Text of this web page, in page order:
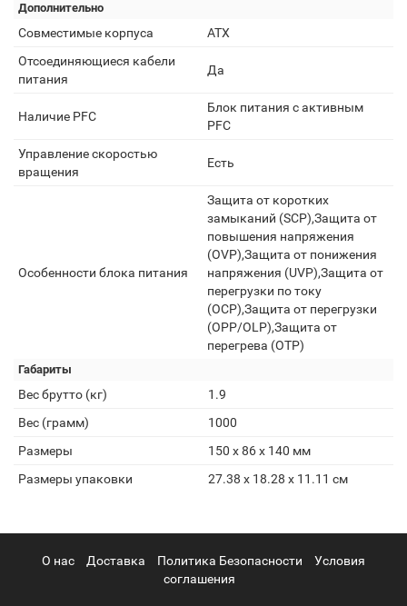
Дополнительно
Совместимые корпуса
ATX
Отсоединяющиеся кабели
питания
Да
Наличие PFC
Блок питания с активным
PFC
Управление скоростью
вращения
Есть
Особенности блока питания
Защита от коротких
замыканий (SCP),Защита от
повышения напряжения
(OVP),Защита от понижения
напряжения (UVP),Защита от
перегрузки по току
(OCP),Защита от перегрузки
(OPP/OLP),Защита от
перегрева (OTP)
Габариты
Вес брутто (кг)
1.9
Вес (грамм)
1000
Размеры
150 x 86 x 140 мм
Размеры упаковки
27.38 x 18.28 x 11.11 см
О нас Доставка Политика Безопасности
Условия
соглашения